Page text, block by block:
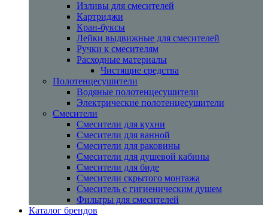
Изливы для смесителей
Картриджи
Кран-буксы
Лейки выдвижные для смесителей
Ручки к смесителям
Расходные материалы
Чистящие средства
Полотенцесушители
Водяные полотенцесушители
Электрические полотенцесушители
Смесители
Смесители для кухни
Смесители для ванной
Смесители для раковины
Смесители для душевой кабины
Смесители для биде
Смесители скрытого монтажа
Смеситель с гигиеническим душем
Фильтры для смесителей
Каталог брендов